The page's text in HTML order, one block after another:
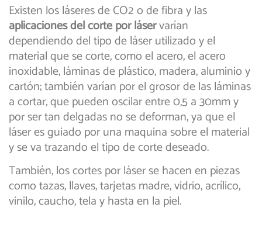
Existen los láseres de CO2 o de fibra y las
aplicaciones delcorte por láservarían
dependiendo del tipo de láser utilizado y el
material que se corte, como el acero, el acero
inoxidable, láminas de plástico, madera, aluminio y
cartón; también varían por el grosor de las láminas
a cortar, que pueden oscilar entre 0,5 a 30mm y
por ser tan delgadas no se deforman, ya que el
láser es guiado por una maquina sobre el material
y se va trazando el tipo de corte deseado.
También, los cortes por láser se hacen en piezas
como tazas, llaves, tarjetas madre, vidrio, acrílico,
vinilo, caucho, tela y hasta en la piel.